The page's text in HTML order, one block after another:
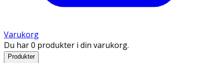
Varukorg
Du har 0 produkter i din varukorg.
Produkter